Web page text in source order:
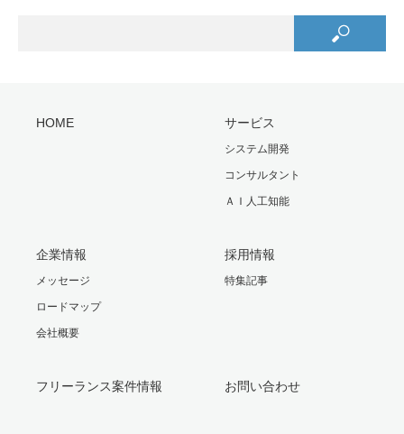
HOME サービス
システム開発
コンサルタント
ＡＩ人工知能
企業情報
メッセージ
ロードマップ
会社概要
採用情報
特集記事
フリーランス案件情報 お問い合わせ